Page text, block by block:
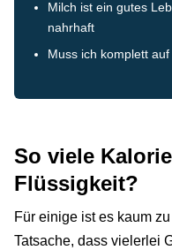
Milch ist ein gutes
nahrhaft
Muss ich komplett
So viele
Flüssigkeit?
Für einige ist es kaum
Tatsache, dass vielerlei